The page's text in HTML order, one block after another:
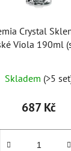
Crystal
Viola 190ml
Skladem (>5
687 Kč